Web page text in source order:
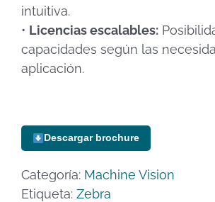
intuitiva.
• Licencias escalables:
capacidades según las
aplicación.
Descargar brochure
Categoría: Machine Vision
Etiqueta: Zebra